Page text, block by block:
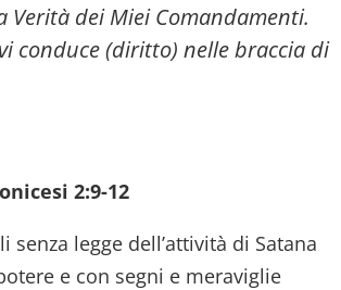
Verità dei Miei Comandamenti.
conduce (diritto) nelle braccia di
2:9-12
senza legge dell’attività di Satana
e con segni e meraviglie